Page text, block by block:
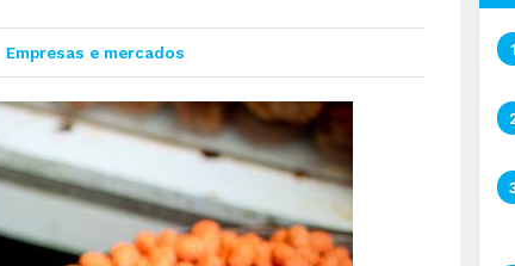
Empresas e mercados